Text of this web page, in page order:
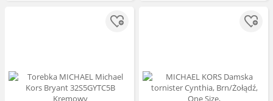
taśmą z logo Kors/czarna